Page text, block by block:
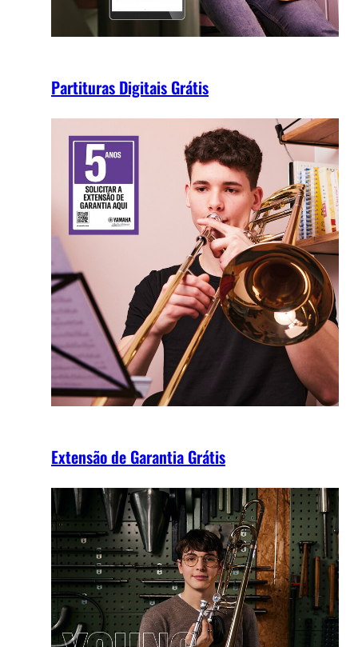
Partituras Digitais Grátis
Extensão de Garantia Grátis